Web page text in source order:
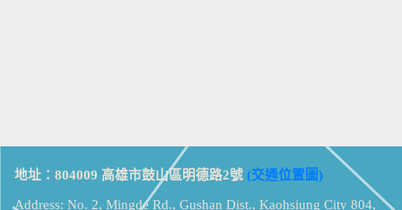
地址：804009 高雄市鼓山區明德路2號 (交通位置圖)
Address: No. 2, Mingde Rd., Gushan Dist., Kaohsiung City 804,